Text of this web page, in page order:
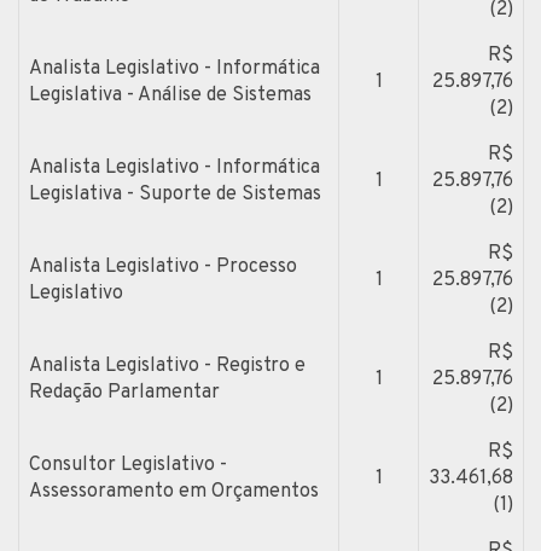
(2)
Analista Legislativo - Informática
Legislativa - Análise de Sistemas
1
R$
25.897,76
(2)
Analista Legislativo - Informática
Legislativa - Suporte de Sistemas
1
R$
25.897,76
(2)
Analista Legislativo - Processo
Legislativo
1
R$
25.897,76
(2)
Analista Legislativo - Registro e
Redação Parlamentar
1
R$
25.897,76
(2)
Consultor Legislativo -
Assessoramento em Orçamentos
1
R$
33.461,68
(1)